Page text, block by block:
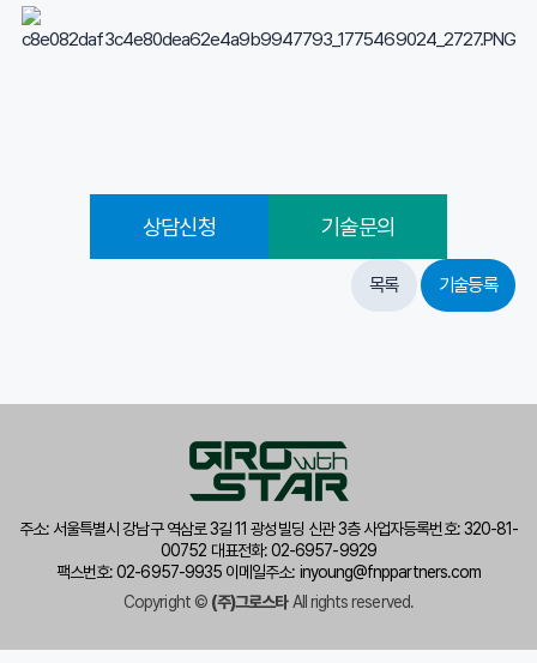
상담신청 기술문의
목록 기술등록
주소: 서울특별시 강남구 역삼로 3길 11 광성빌딩 신관 3층 사업자등록번호: 320-81-
00752 대표전화: 02-6957-9929
팩스번호: 02-6957-9935 이메일주소: inyoung@fnppartners.com
Copyright © (주)그로스타All rights reserved.